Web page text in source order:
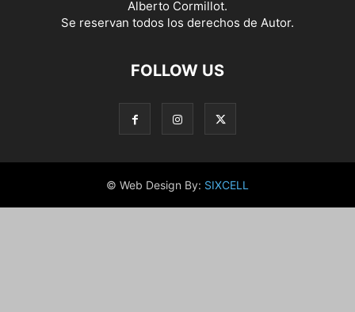
Alberto Cormillot.
Se reservan todos los derechos de Autor.
FOLLOW US
© Web Design By: SIXCELL